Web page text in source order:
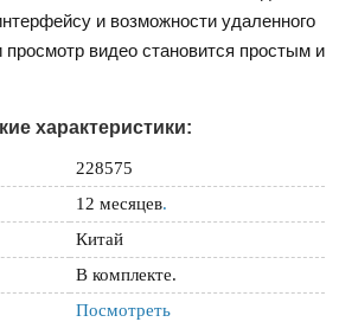
и возможности удаленного
просмотр видео становится простым и
характеристики:
228575
12 месяцев.
Китай
В комплекте.
Посмотреть